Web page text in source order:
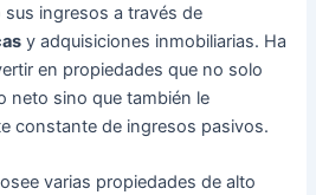
ingresos a través de
y adquisiciones inmobiliarias. Ha
en propiedades que no solo
neto sino que también le
constante de ingresos pasivos.
varias propiedades de alto